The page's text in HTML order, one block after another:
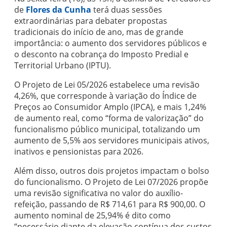
de Flores da Cunha terá duas sessões
extraordinárias para debater propostas
tradicionais do início de ano, mas de grande
importância: o aumento dos servidores públicos e
o desconto na cobrança do Imposto Predial e
Territorial Urbano (IPTU).
O Projeto de Lei 05/2026 estabelece uma revisão
4,26%, que corresponde à variação do Índice de
Preços ao Consumidor Amplo (IPCA), e mais 1,24%
de aumento real, como “forma de valorização” do
funcionalismo público municipal, totalizando um
aumento de 5,5% aos servidores municipais ativos,
inativos e pensionistas para 2026.
Além disso, outros dois projetos impactam o bolso
do funcionalismo. O Projeto de Lei 07/2026 propõe
uma revisão significativa no valor do auxílio-
refeição, passando de R$ 714,61 para R$ 900,00. O
aumento nominal de 25,94% é dito como